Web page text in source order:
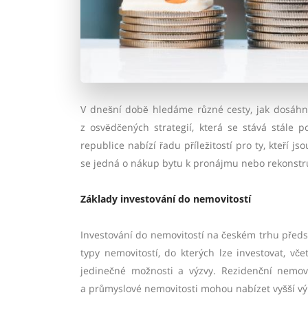
V dnešní době hledáme různé cesty, jak
z osvědčených strategií, která se stává stále
republice nabízí řadu příležitostí pro ty, kteří
se jedná o nákup bytu k pronájmu nebo
Základy investování do nemovitostí
Investování do nemovitostí na českém trhu
typy nemovitostí, do kterých lze investovat,
jedinečné možnosti a výzvy. Rezidenční
a průmyslové nemovitosti mohou nabízet vyšší